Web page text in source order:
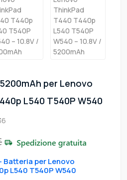
per Lenovo
L540 T540P W540
per Lenovo
L540 T540P W540